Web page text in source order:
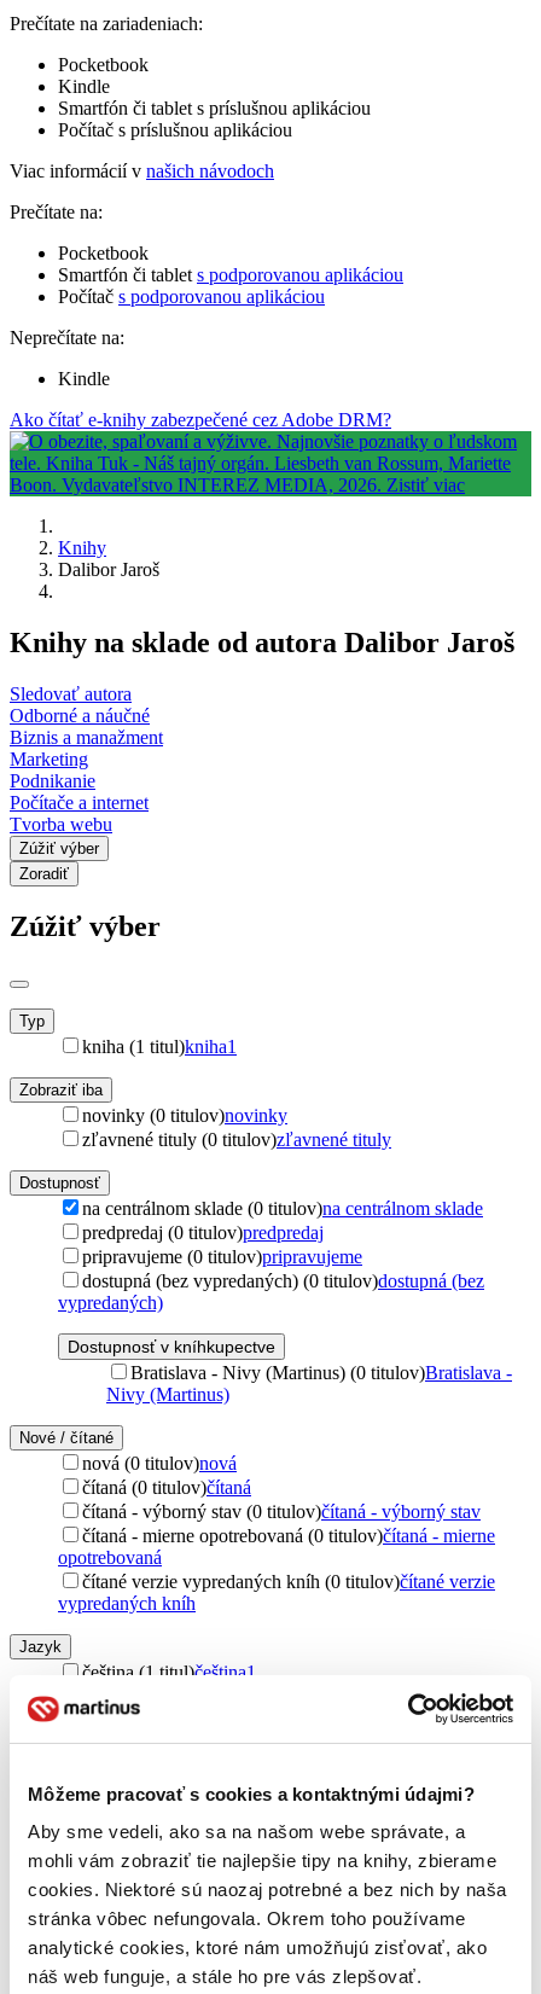
Môžeme pracovať s cookies a kontaktnými údajmi?
Aby sme vedeli, ako sa na našom webe správate, a
mohli vám zobraziť tie najlepšie tipy na knihy, zbierame
cookies. Niektoré sú naozaj potrebné a bez nich by naša
stránka vôbec nefungovala. Okrem toho používame
analytické cookies, ktoré nám umožňujú zisťovať, ako
náš web funguje, a stále ho pre vás zlepšovať.
Prečítate na zariadeniach:
Pocketbook
Kindle
Smartfón či tablet s príslušnou aplikáciou
Počítač s príslušnou aplikáciou
Viac informácií v našich návodoch
Prečítate na:
Pocketbook
Smartfón či tablet s podporovanou aplikáciou
Počítač s podporovanou aplikáciou
Neprečítate na:
Kindle
Ako čítať e-knihy zabezpečené cez Adobe DRM?
Knihy
Dalibor Jaroš
Knihy na sklade od autora Dalibor Jaroš
Sledovať autora
Odborné a náučné
Biznis a manažment
Marketing
Podnikanie
Počítače a internet
Tvorba webu
Zúžiť výber
Zoradiť
Zúžiť výber
Typ
kniha (1 titul)kniha1
Zobraziť iba
novinky (0 titulov)novinky
zľavnené tituly (0 titulov)zľavnené tituly
Dostupnosť
na centrálnom sklade (0 titulov)na centrálnom sklade
predpredaj (0 titulov)predpredaj
pripravujeme (0 titulov)pripravujeme
dostupná (bez vypredaných) (0 titulov)dostupná (bez
vypredaných)
Dostupnosť v kníhkupectve
Bratislava - Nivy (Martinus) (0 titulov)Bratislava -
Nivy (Martinus)
Nové / čítané
nová (0 titulov)nová
čítaná (0 titulov)čítaná
čítaná - výborný stav (0 titulov)čítaná - výborný stav
čítaná - mierne opotrebovaná (0 titulov)čítaná - mierne
opotrebovaná
čítané verzie vypredaných kníh (0 titulov)čítané verzie
vypredaných kníh
Jazyk
čeština (1 titul)čeština1
Téma
e-shopy (1 titul)e-shopy1
pre začiatočníkov (1 titul)pre začiatočníkov1
Collabim (1 titul)Collabim1
Väzba
brožovaná väzba (1 titul)brožovaná väzba1